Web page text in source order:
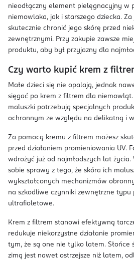
nieodłączny element pielęgnacyjny w
niemowlaka, jak i starszego dziecka.
skutecznie chronić jego skórę przed
zewnętrznymi. Przy zakupie zawsze
produktu, aby był przyjazny dla
Czy warto kupić krem z
Małe dzieci się nie opalają, jednak
sięgać po krem z filtrem dla
maluszki potrzebują specjalnych
ochronnym ze względu na delikatną i
Za pomocą kremu z filtrem możesz
przed działaniem promieniowania UV.
wdrożyć już od najmłodszych lat życia.
sobie sprawy z tego, że skóra ich
wykształconych mechanizmów
na szkodliwe czynniki zewnętrzne typu
ultrafioletowe.
Krem z filtrem stanowi efektywną
redukuje niekorzystne działanie
tym, że są one nie tylko latem. Słońce
zimą jest nawet ostrzejsze niż latem,